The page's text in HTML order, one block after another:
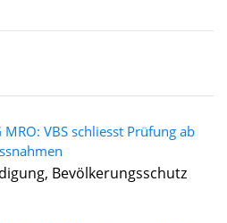
VBS schliesst Prüfung ab
Bevölkerungsschutz